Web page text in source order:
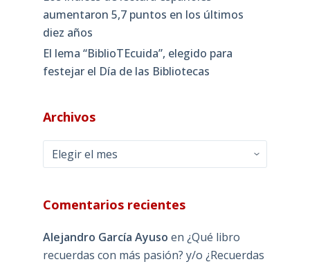
aumentaron 5,7 puntos en los últimos
diez años
El lema “BiblioTEcuida”, elegido para
festejar el Día de las Bibliotecas
Archivos
Archivos
Comentarios recientes
Alejandro García Ayuso en ¿Qué libro
recuerdas con más pasión? y/o ¿Recuerdas